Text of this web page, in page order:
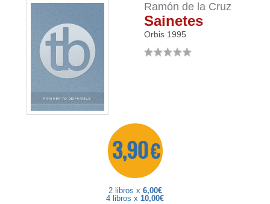
Ramón de la Cruz
Sainetes
Orbis 1995
3,90 €
2 libros x 6,00€
4 libros x 10,00€